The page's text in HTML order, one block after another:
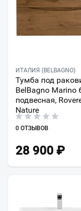
ИТАЛИЯ (BELBAGNO)
Тумба под
BelBagno Marino
подвесная,
Nature
0 ОТЗЫВОВ
28 900 ₽